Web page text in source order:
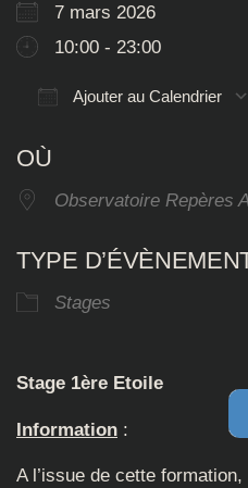
7 mars 2026
10:00 - 23:00
Ajouter au Calendrier
OÙ
Observatoire Repères
TYPE
Stages
Stage 1ère Etoile
Information :
A l’issue de cette